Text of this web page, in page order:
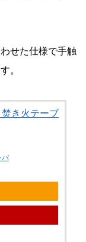
せた仕様で手触
。
き火テーブ
バ